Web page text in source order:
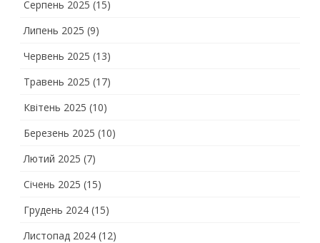
Серпень 2025 (15)
Липень 2025 (9)
Червень 2025 (13)
Травень 2025 (17)
Квітень 2025 (10)
Березень 2025 (10)
Лютий 2025 (7)
Січень 2025 (15)
Грудень 2024 (15)
Листопад 2024 (12)